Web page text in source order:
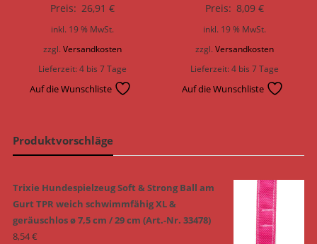
Preis: 26,91€
inkl. 19 % MwSt.
zzgl.Versandkosten
Lieferzeit:4 bis 7 Tage
Auf die Wunschliste
Preis: 8,09 €
inkl. 19 % MwSt.
zzgl. Versandkosten
Lieferzeit:4 bis 7 Tage
Auf die Wunschliste
Produktvorschläge
Trixie Hundespielzeug Soft & Strong Ball am
Gurt TPR weich schwimmfähig XL &
geräuschlos ø 7,5 cm / 29 cm (Art.-Nr. 33478)
8,54€